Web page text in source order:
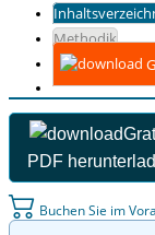
Methodik
PDF
Buchen Sie im